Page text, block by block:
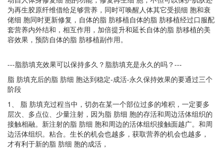
为再生胶原纤维借给足够营养，同时可唤醒人体其它受损细 胞和衰
佬细 胞同时更新修复，自体的脂 肪移植自体的脂 肪移植经过口服配
套营养内外结和，相互作用，加倍提升和延长自体的脂 肪移植的美
容效果，预防自体的脂 肪移植副作用。
---脂肪填充效果可以保持多久？脂肪填充是永久的吗？---
脂 肪填充后的脂 肪细 胞达到稳定-成活-永久保持效果的要通过三个
阶段
1、 脂 肪填充过程当中，切勿在某一个部位过多的堆积，一定要多
层次、多点位、少量注射，因为脂 肪细 胞的存活和周边活体组织的
接触相融。新注射的脂 肪细 胞和周边的活体组织接触面越广。和周
边活体组织。粘合。生长的机会也越多，获取营养的机会也越多，
才有利于新的脂 肪细 胞的成活，